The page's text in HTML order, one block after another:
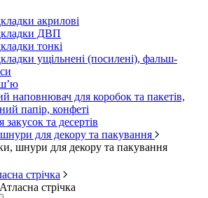
акрилові
ДВП
тонкі
ущільнені (посилені), фальш-
наповнювач для коробок та пакетів,
папір, конфеті
закусок та десертів
для декору та пакування
шнури для декору та пакування
стрічка
Атласна стрічка